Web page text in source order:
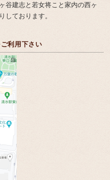
谷建志と若女将こと家内の西ヶ
しております。
利用下さい